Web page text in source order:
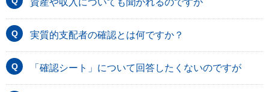
資産や収入についても聞かれるのですか
実質的支配者の確認とは何ですか？
「確認シート」について回答したくないのですが